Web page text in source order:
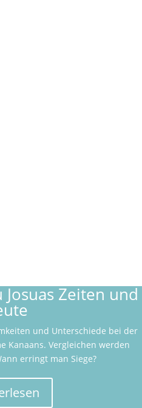
Zeiten und
und Unterschiede bei der
Kanaans. Vergleichen werden
erringt man Siege?